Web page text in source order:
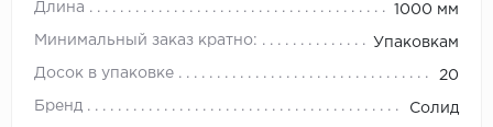
Длина 1000 мм
Минимальный заказ кратно: Упаковкам
Досок в упаковке 20
Бренд Солид